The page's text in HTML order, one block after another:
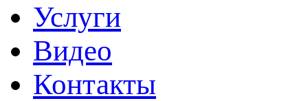
Услуги
Видео
Контакты